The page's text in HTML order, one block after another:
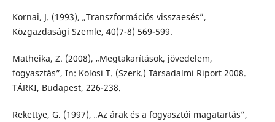
Kornai, J. (1993), „Transzformációs visszaesés”,
Közgazdasági Szemle, 40(7-8) 569-599.
Matheika, Z. (2008), „Megtakarítások, jövedelem,
fogyasztás”, In: Kolosi T. (Szerk.) Társadalmi Riport 2008.
TÁRKI, Budapest, 226-238.
Rekettye, G. (1997), „Az árak és a fogyasztói magatartás”,